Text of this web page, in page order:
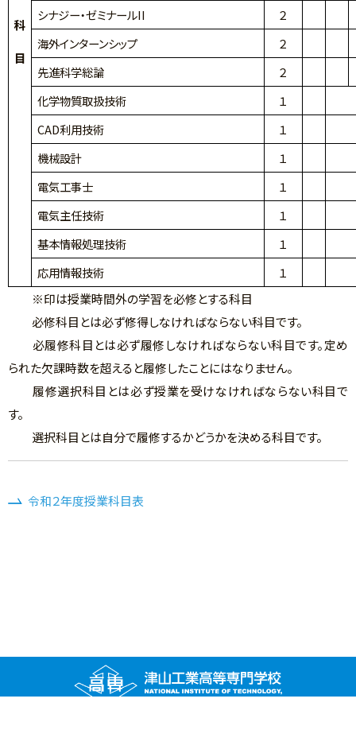
科
目
シナジー・ゼミナールII
２
海外インターンシップ
２
先進科学総論
２
化学物質取扱技術
１
CAD利用技術
１
機械設計
１
電気工事士
１
電気主任技術
１
基本情報処理技術
１
応用情報技術
１
※印は授業時間外の学習を必修とする科目
必修科目とは必ず修得しなければならない科目です。
必履修科目とは必ず履修しなければならない科目です。定め
られた欠課時数を超えると履修したことにはなりません。
履修選択科目とは必ず授業を受けなければならない科目で
す。
選択科目とは自分で履修するかどうかを決める科目です。
令和２年度授業科目表